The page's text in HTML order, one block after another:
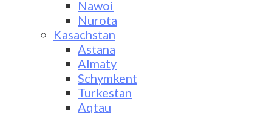
Nawoi
Nurota
Kasachstan
Astana
Almaty
Schymkent
Turkestan
Aqtau